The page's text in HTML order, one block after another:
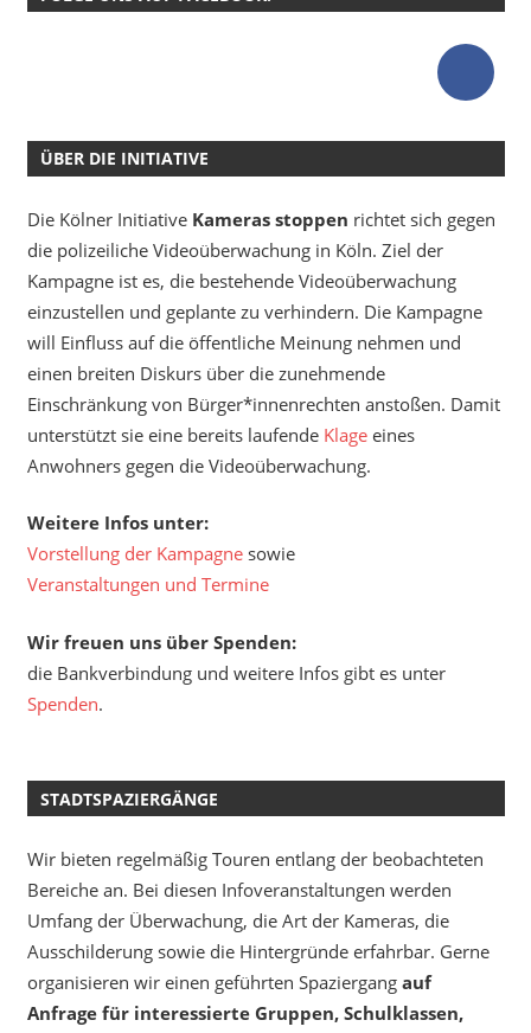
ÜBER DIE INITIATIVE
Die Kölner Initiative Kameras stoppen richtet sich gegen
die polizeiliche Videoüberwachung in Köln. Ziel der
Kampagne ist es, die bestehende Videoüberwachung
einzustellen und geplante zu verhindern. Die Kampagne
will Einfluss auf die öffentliche Meinung nehmen und
einen breiten Diskurs über die zunehmende
Einschränkung von Bürger*innenrechten anstoßen. Damit
unterstützt sie eine bereits laufende Klageeines
Anwohners gegen die Videoüberwachung.
Weitere Infos unter:
Vorstellung der Kampagne sowie
Veranstaltungen und Termine
Wir freuen uns über Spenden:
die Bankverbindung und weitere Infos gibt es unter
Spenden.
STADTSPAZIERGÄNGE
Wir bieten regelmäßig Touren entlang der beobachteten
Bereiche an. Bei diesen Infoveranstaltungen werden
Umfang der Überwachung, die Art der Kameras, die
Ausschilderung sowie die Hintergründe erfahrbar. Gerne
organisieren wir einen geführten Spaziergang auf
Anfrage für interessierte Gruppen, Schulklassen,